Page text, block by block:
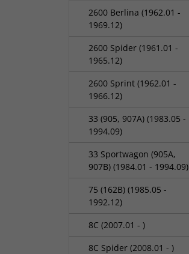
2600 Berlina (1962.01 -
1969.12)
2600 Spider (1961.01 -
1965.12)
2600 Sprint (1962.01 -
1966.12)
33 (905, 907A) (1983.05 -
1994.09)
33 Sportwagon (905A,
907B) (1984.01 - 1994.09)
75 (162B) (1985.05 -
1992.12)
8C (2007.01 - )
8C Spider (2008.01 - )